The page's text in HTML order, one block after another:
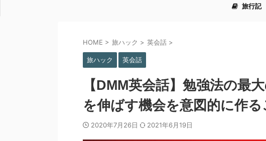
旅行記
HOME > 旅ハック > 英会話 >
旅ハック 英会話
【DMM英会話】勉強法の最
を伸ばす機会を意図的に作る
2020年7月26日 2021年6月19日